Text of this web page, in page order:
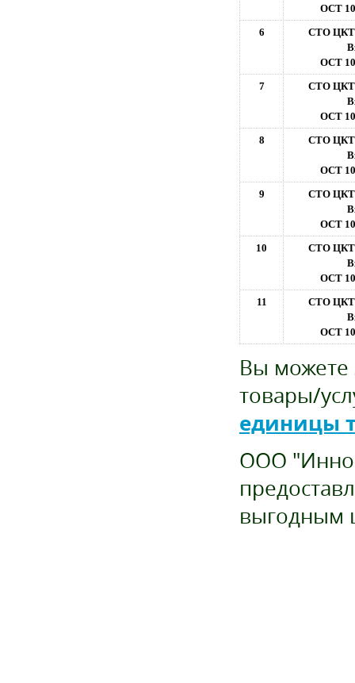
ОСТ
6
СТО
ОСТ
7
СТО
ОСТ
8
СТО
ОСТ
9
СТО
ОСТ
10
СТО
ОСТ
11
СТО
ОСТ
Вы можете
товары/
единицы
ООО
выгодным